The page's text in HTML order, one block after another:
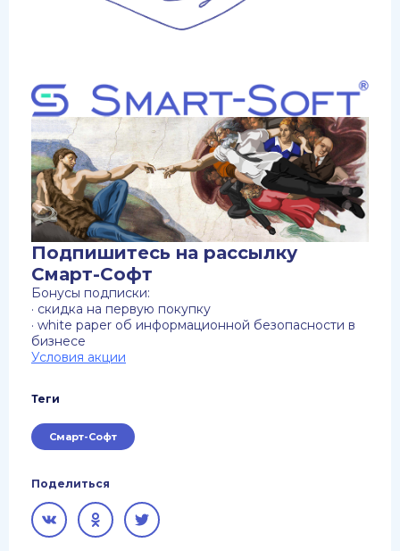
Подпишитесь на рассылку
Смарт-Софт
Бонусы подписки:
· скидка на первую покупку
· white paper об информационной безопасности в
бизнесе
Условия акции
Теги
Смарт-Софт
Поделиться